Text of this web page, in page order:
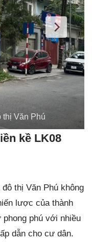
thị Văn Phú
kề LK08
thị Văn Phú không
lược của thành
phú với nhiều
dẫn cho cư dân.